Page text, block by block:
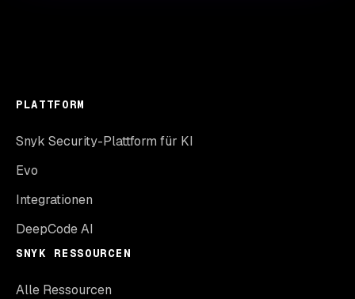
PLATTFORM
Snyk Security-Plattform für KI
Evo
Integrationen
DeepCode AI
SNYK RESSOURCEN
Alle Ressourcen